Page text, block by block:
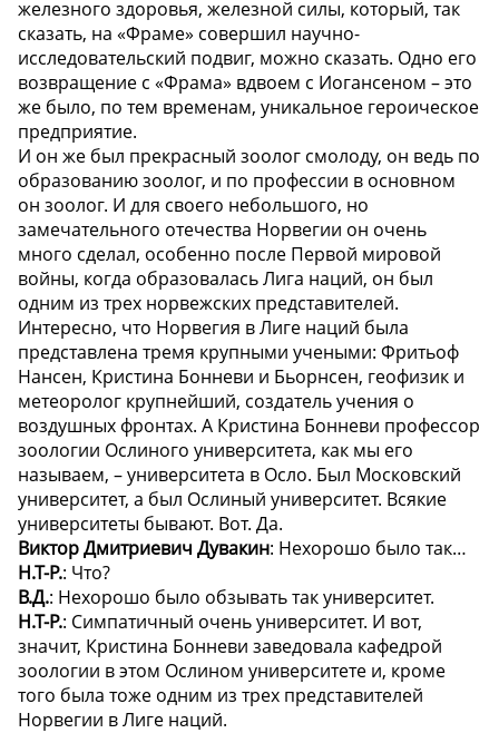
железного здоровья, железной силы, который, так
сказать, на «Фраме» совершил научно-
исследовательский подвиг, можно сказать. Одно его
возвращение с «Фрама» вдвоем с Иогансеном – это
же было, по тем временам, уникальное героическое
предприятие.
И он же был прекрасный зоолог смолоду, он ведь по
образованию зоолог, и по профессии в основном
он зоолог. И для своего небольшого, но
замечательного отечества Норвегии он очень
много сделал, особенно после Первой мировой
войны, когда образовалась Лига наций, он был
одним из трех норвежских представителей.
Интересно, что Норвегия в Лиге наций была
представлена тремя крупными учеными: Фритьоф
Нансен, Кристина Бонневи и Бьорнсен, геофизик и
метеоролог крупнейший, создатель учения о
воздушных фронтах. А Кристина Бонневи профессор
зоологии Ослиного университета, как мы его
называем, – университета в Осло. Был Московский
университет, а был Ослиный университет. Всякие
университеты бывают. Вот. Да.
Виктор Дмитриевич Дувакин: Нехорошо было так…
Н.Т-Р.: Что?
В.Д.: Нехорошо было обзывать так университет.
Н.Т-Р.: Симпатичный очень университет. И вот,
значит, Кристина Бонневи заведовала кафедрой
зоологии в этом Ослином университете и, кроме
того была тоже одним из трех представителей
Норвегии в Лиге наций.